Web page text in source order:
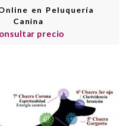
en Peluquería
Canina
precio